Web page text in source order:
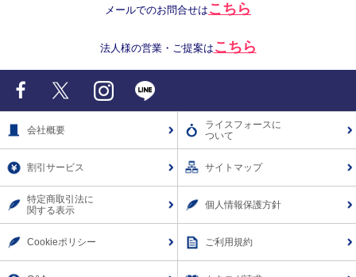
メールでのお問合せは こちら
法人様の営業・ご提案は こちら
Facebook
会社概要
ライスフォースに
ついて
割引サービス サイトマップ
特定商取引法に
関する表示
個人情報保護方針
Cookieポリシー ご利用規約